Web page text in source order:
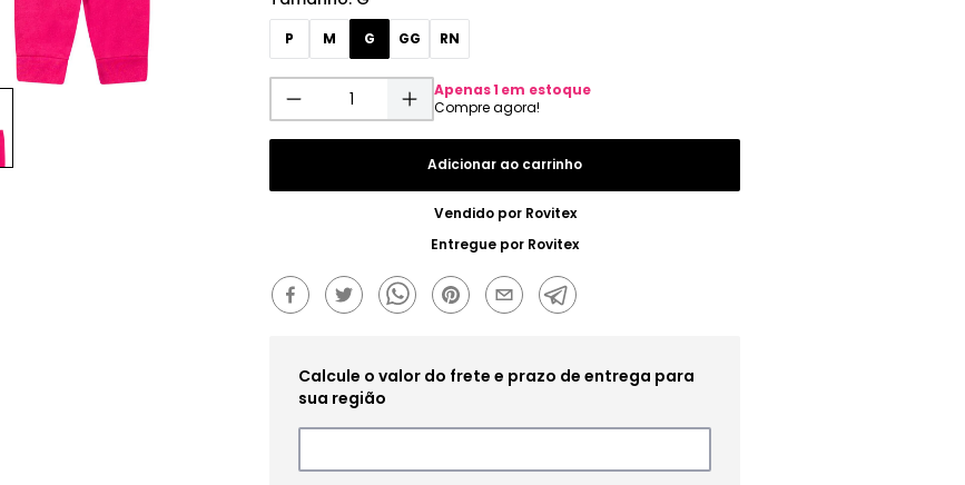
P M G GG RN
Apenas1 em estoque
Adicionar ao carrinho
Vendido por Rovitex
Entregue por Rovitex